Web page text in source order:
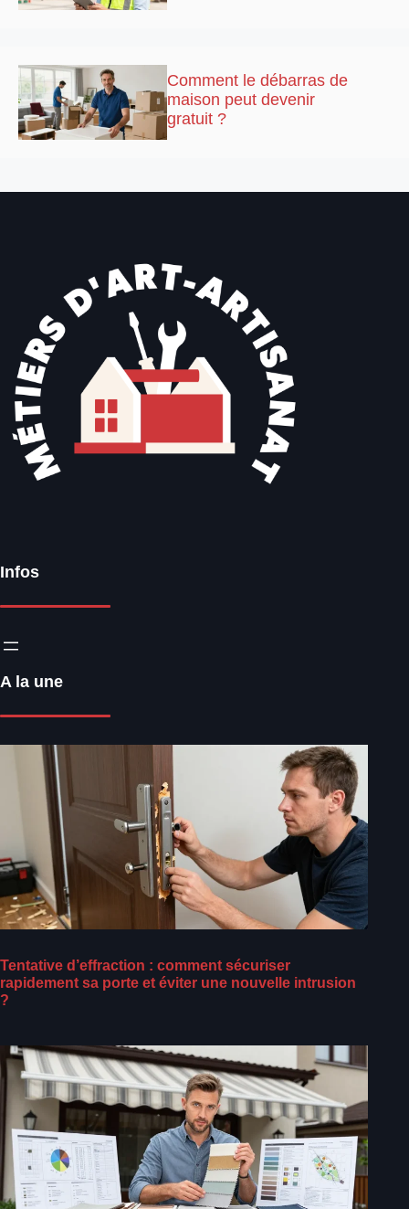
Comment le débarras de
maison peut devenir
gratuit ?
Infos
A la une
Tentative d’effraction : comment sécuriser
rapidement sa porte et éviter une nouvelle intrusion
?